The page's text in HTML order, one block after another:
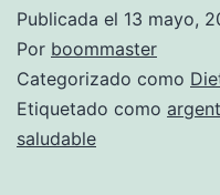
Publicada el 13 mayo,
Por boommaster
Categorizado como
Etiquetado como
saludable